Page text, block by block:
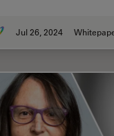
with AI-Enhanced
Jul 26, 2024